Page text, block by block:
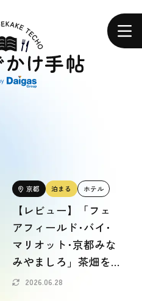
京都 泊まる ホテル
【レビュー】「フェ
アフィールド･バイ･
マリオット･京都みな
みやましろ」茶畑を
望むホテルで癒やし
2026.06.28